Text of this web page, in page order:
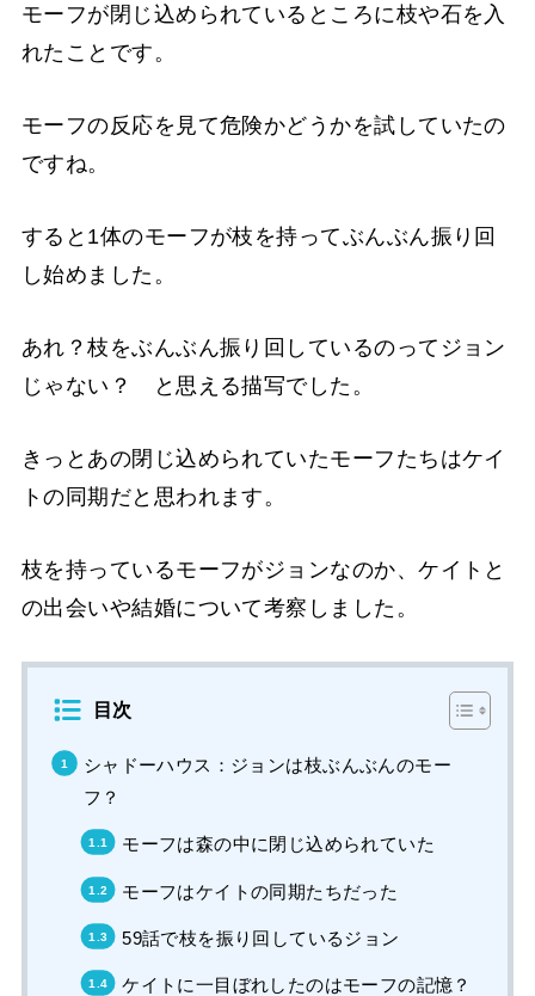
モーフが閉じ込められているところに枝や石を入
れたことです。
モーフの反応を見て危険かどうかを試していたの
ですね。
すると1体のモーフが枝を持ってぶんぶん振り回
し始めました。
あれ？枝をぶんぶん振り回しているのってジョン
じゃない？ と思える描写でした。
きっとあの閉じ込められていたモーフたちはケイ
トの同期だと思われます。
枝を持っているモーフがジョンなのか、ケイトと
の出会いや結婚について考察しました。
目次
シャドーハウス：ジョンは枝ぶんぶんのモー
フ？
モーフは森の中に閉じ込められていた
モーフはケイトの同期たちだった
59話で枝を振り回しているジョン
ケイトに一目ぼれしたのはモーフの記憶？